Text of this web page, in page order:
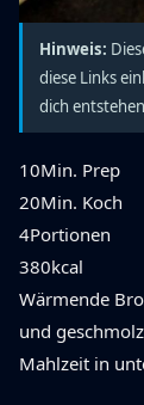
Hinweis:
diese Links
dich
10Min. Prep
20Min. Koch
4Portionen
380kcal
Wärmende
und
Mahlzeit in